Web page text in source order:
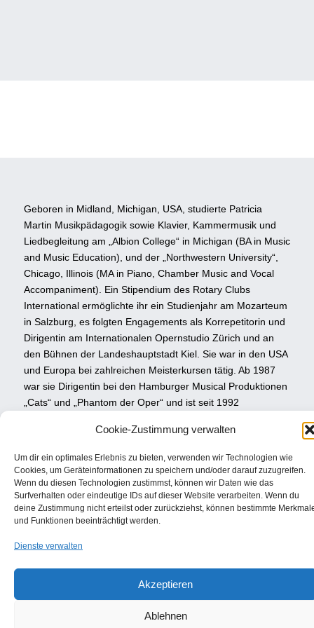
Cookie-Zustimmung verwalten
Um dir ein optimales Erlebnis zu bieten, verwenden wir Technologien wie
Cookies, um Geräteinformationen zu speichern und/oder darauf zuzugreifen.
Wenn du diesen Technologien zustimmst, können wir Daten wie das
Surfverhalten oder eindeutige IDs auf dieser Website verarbeiten. Wenn du
deine Zustimmung nicht erteilst oder zurückziehst, können bestimmte
und Funktionen beeinträchtigt werden.
Dienste verwalten
Akzeptieren
Ablehnen
Geboren in Midland, Michigan, USA, studierte Patricia
Martin Musikpädagogik sowie Klavier, Kammermusik und
Liedbegleitung am „Albion College“ in Michigan (BA in Music
and Music Education), und der „Northwestern University“,
Chicago, Illinois (MA in Piano, Chamber Music and Vocal
Accompaniment). Ein Stipendium des Rotary Clubs
International ermöglichte ihr ein Studienjahr am Mozarteum
in Salzburg, es folgten Engagements als Korrepetitorin und
Dirigentin am Internationalen Opernstudio Zürich und an
den Bühnen der Landeshauptstadt Kiel. Sie war in den USA
und Europa bei zahlreichen Meisterkursen tätig. Ab 1987
war sie Dirigentin bei den Hamburger Musical Produktionen
„Cats“ und „Phantom der Oper“ und ist seit 1992
Musikalische Einstudierung und Leitung im Musical. Neben
freischaffende musikalische Leiterin und Dirigentin. Patricia
Martin ist eine gefragte Pianistin, Begleiterin und
Arrangeurin für verschiedene Ensembles und bekannte
Jazz-, Pop-und Musical-Interpreten.